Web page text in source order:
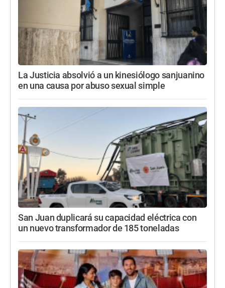
La Justicia absolvió a un kinesiólogo sanjuanino
en una causa por abuso sexual simple
San Juan duplicará su capacidad eléctrica con
un nuevo transformador de 185 toneladas